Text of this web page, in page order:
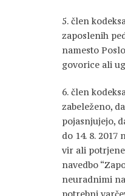
5. člen
zaposlenih
namesto
govorice ali
6. člen
zabeleženo,
pojasnjujejo,
do 14. 8.
vir ali
navedbo
neuradnimi